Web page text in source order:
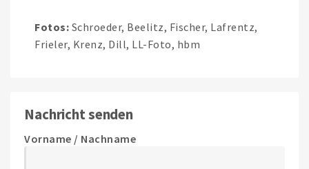
Fotos: Schroeder, Beelitz, Fischer, Lafrentz,
Frieler, Krenz, Dill, LL-Foto, hbm
Nachricht senden
Vorname / Nachname